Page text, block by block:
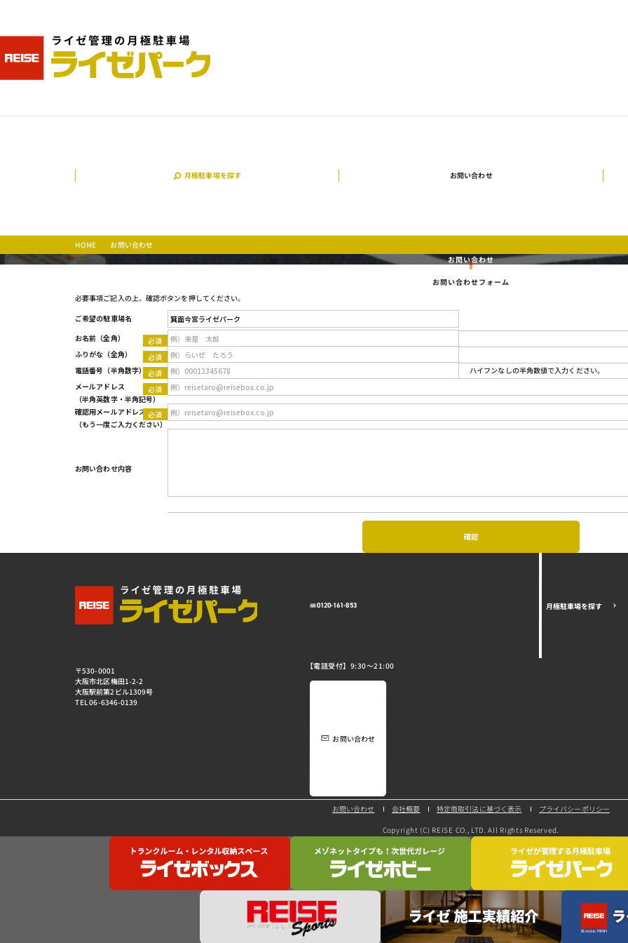
月極駐車場を探す お問い合わせ
HOME お問い合わせ
お問い合わせ
お問い合わせフォーム
必要事項ご記入の上、確認ボタンを押してください。
ご希望の駐車場名
Type 2 or more characters for results.
お名前 （全角）
ふりがな （全角）
電話番号 （半角数字） ハイフンなしの半角数値で入力ください。
メールアドレス
（半角英数字・半角記号）
確認用メールアドレス
（もう一度ご入力ください）
お問い合わせ内容
〒530-0001
大阪市北区梅田1-2-2
大阪駅前第2ビル1309号
TEL 06-6346-0139
0120-161-853
【電話受付】9:30～21:00
お問い合わせ
月極駐車場を探す
お問い合わせ 会社概要 特定商取引法に基づく表示 プライバシーポリシー
Copyright (C) REISE CO., LTD. All Rights Reserved.